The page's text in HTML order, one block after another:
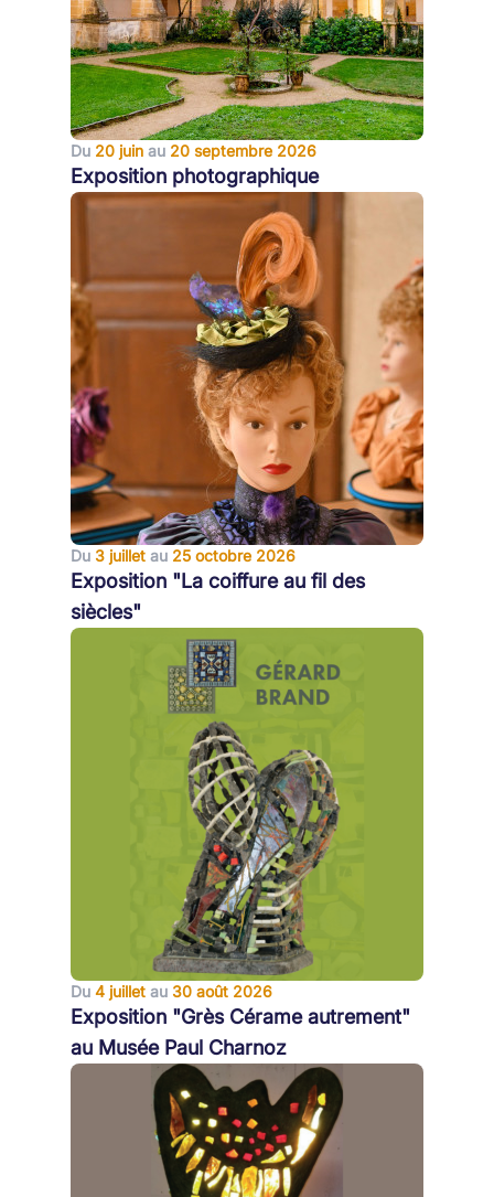
Du 20 juin au 20 septembre 2026
Exposition photographique
Du 3 juillet au 25 octobre 2026
Exposition "La coiffure au fil des
siècles"
Du 4 juillet au 30 août 2026
Exposition "Grès Cérame autrement"
au Musée Paul Charnoz